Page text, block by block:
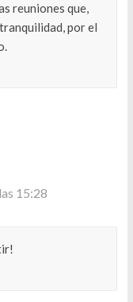
reuniones que,
por el
15:28